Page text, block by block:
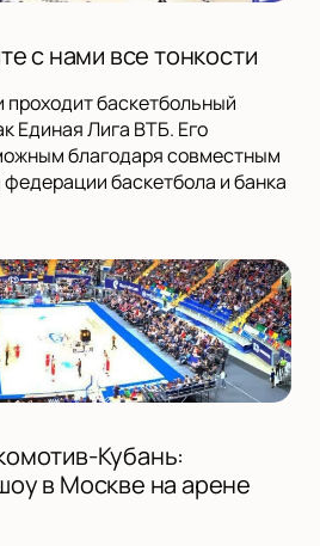
с нами все тонкости
баскетбольный
Единая Лига ВТБ. Его
благодаря совместным
баскетбола и банка
Кубань:
в Москве на арене